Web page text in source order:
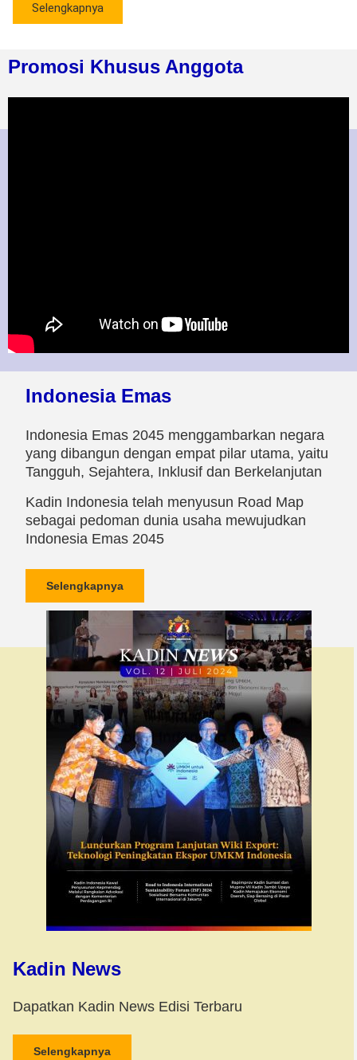
Selengkapnya
Promosi Khusus Anggota
Indonesia Emas
Indonesia Emas 2045 menggambarkan negara
yang dibangun dengan empat pilar utama, yaitu
Tangguh, Sejahtera, Inklusif dan Berkelanjutan
Kadin Indonesia telah menyusun Road Map
sebagai pedoman dunia usaha mewujudkan
Indonesia Emas 2045
Selengkapnya
Kadin News
Dapatkan Kadin News Edisi Terbaru
Selengkapnya